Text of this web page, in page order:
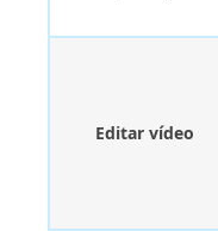
Editar vídeo